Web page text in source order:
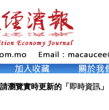
瀏覽實時更新的「 即時資訊 」